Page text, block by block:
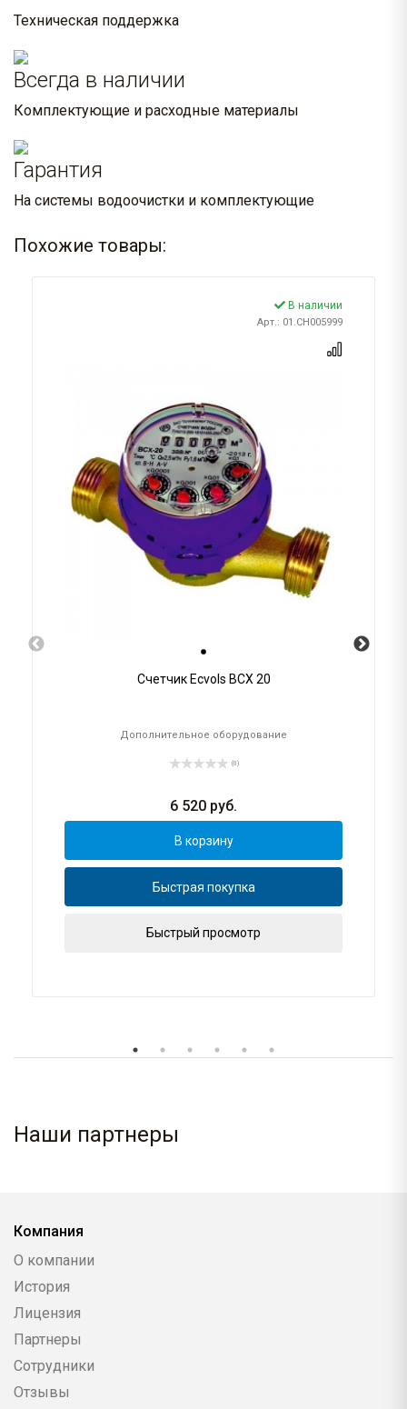
Техническая поддержка
Всегда в наличии
Комплектующие и расходные материалы
Гарантия
На системы водоочистки и комплектующие
Похожие товары:
В наличии
Арт.: 01.CH005999
Счетчик Ecvols ВСХ 20
Дополнительное оборудование
(0)
6 520 руб.
В корзину
Быстрая покупка
Быстрый просмотр
Наши партнеры
Компания
О компании
История
Лицензия
Партнеры
Сотрудники
Отзывы